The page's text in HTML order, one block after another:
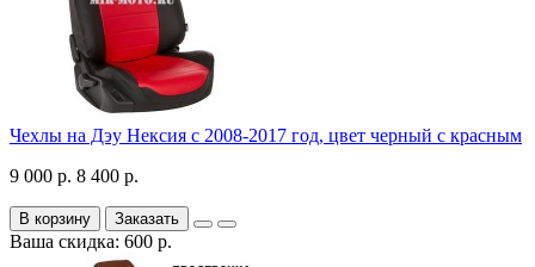
Чехлы на Дэу Нексия с 2008-2017 год, цвет черный с красным
9 000 р. 8 400 р.
В корзину Заказать
Ваша скидка: 600 р.